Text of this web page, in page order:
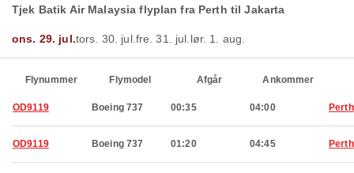
Tjek Batik Air Malaysia flyplan fra Perth til Jakarta
ons. 29. jul.tors. 30. jul. fre. 31. jul. lør. 1. aug.
Flynummer Flymodel Afgår Ankommer
OD9119 Boeing 737 00:35 04:00 Perth
OD9119 Boeing 737 01:20 04:45 Perth